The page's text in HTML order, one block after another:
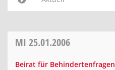
MI 25.01.2006
Beirat für Behindertenfragen